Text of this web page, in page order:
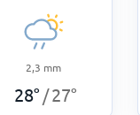
2,3 mm
28° /27°